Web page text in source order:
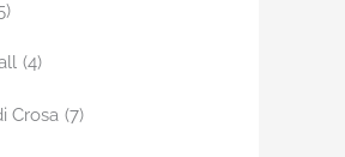
(4)
Crosa (7)